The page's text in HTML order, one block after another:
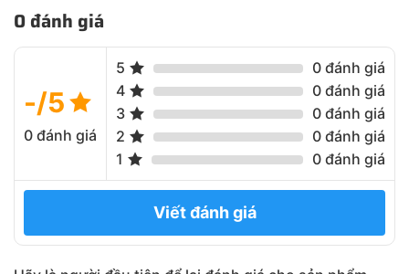
0 đánh giá
-/5
0 đánh giá
5
0 đánh giá
4
0 đánh giá
3
0 đánh giá
2
0 đánh giá
1
0 đánh giá
Viết đánh giá